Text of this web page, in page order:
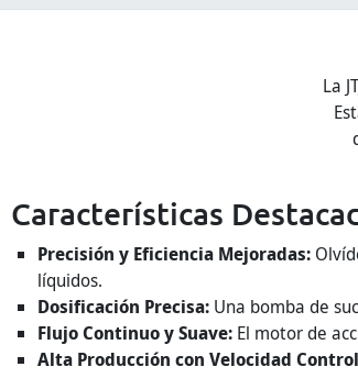
La
Características
Precisión y Eficiencia Mejoradas:
líquidos.
Dosificación Precisa: Una bomba de
Flujo Continuo y Suave: El motor de
Alta Producción con Velocidad